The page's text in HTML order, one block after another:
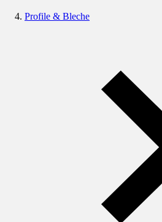
Profile & Bleche